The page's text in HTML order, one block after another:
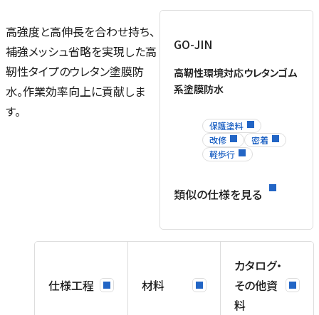
高強度と高伸長を合わせ持ち、
補強メッシュ省略を実現した高
靭性タイプのウレタン塗膜防
水。作業効率向上に貢献しま
す。
GO-JIN
高靭性環境対応ウレタンゴム
系塗膜防水
保護塗料
改修
密着
軽歩行
類似の仕様を見る
仕様工程 材料
カタログ・
その他資
料